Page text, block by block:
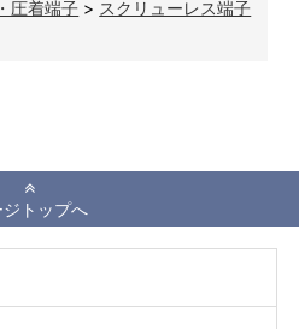
圧着端子 > スクリューレス端子
トップへ